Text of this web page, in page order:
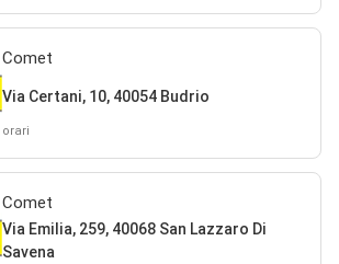
Comet
Via Certani, 10, 40054 Budrio
orari
Comet
Via Emilia, 259, 40068 San Lazzaro Di
Savena